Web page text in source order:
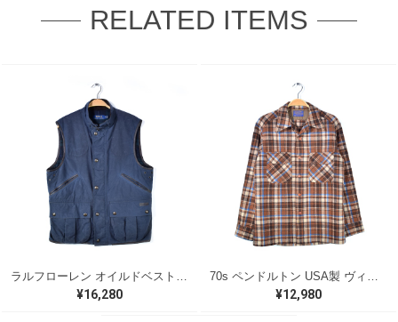
RELATED ITEMS
¥16,280 ¥12,980